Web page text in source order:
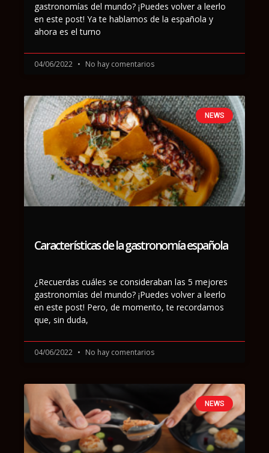
gastronomías del mundo? ¡Puedes volver a leerlo
en este post! Ya te hablamos de la española y
ahora es el turno
04/06/2022 No hay comentarios
NEWS
Características de la gastronomía española
¿Recuerdas cuáles se consideraban las 5 mejores
gastronomías del mundo? ¡Puedes volver a leerlo
en este post! Pero, de momento, te recordamos
que, sin duda,
04/06/2022 No hay comentarios
NEWS